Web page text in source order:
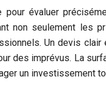
pour évaluer
non seulement
Un devis
des imprévus. La
un investissement